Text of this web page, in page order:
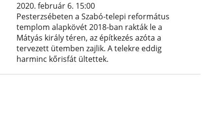
2020. február 6. 15:00
Pesterzsébeten a Szabó-telepi református
templom alapkövét 2018-ban rakták le a
Mátyás király téren, az építkezés azóta a
tervezett ütemben zajlik. A telekre eddig
harminc kőrisfát ültettek.